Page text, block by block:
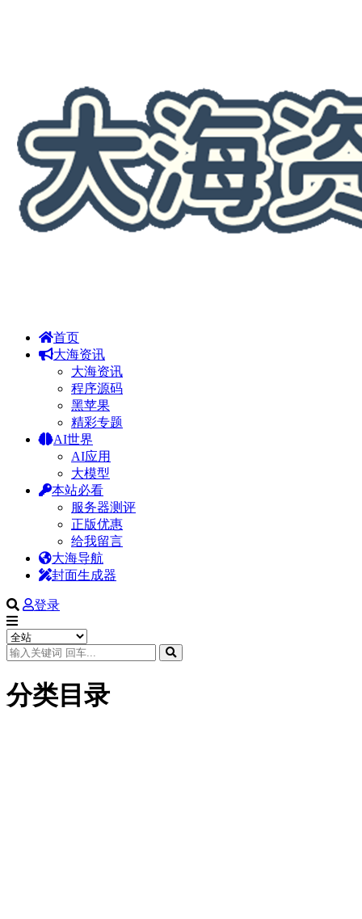
首页
大海资讯
大海资讯
程序源码
黑苹果
精彩专题
AI世界
AI应用
大模型
本站必看
服务器测评
正版优惠
给我留言
大海导航
封面生成器
登录
分类目录